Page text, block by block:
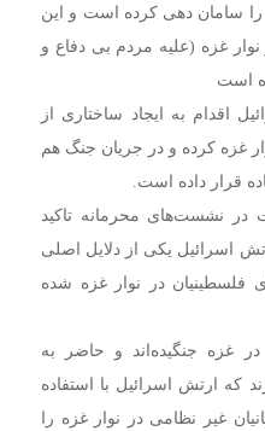
سامان دهی کرده است و این
غزه (علیه مردم بی دفاع و
است
اقدام به ایجاد ساختاری از
غزه کرده و در جریان جنگ هم
قرار داده است.
در نشست‌های محرمانه تاکید
اسرائیل یکی از دلایل اصلی
فلسطینیان در نوار غزه شده
غزه جنگیده‌اند و حاضر به
که ارتش اسرائیل با استفاده
غیر نظامی در نوار غزه را